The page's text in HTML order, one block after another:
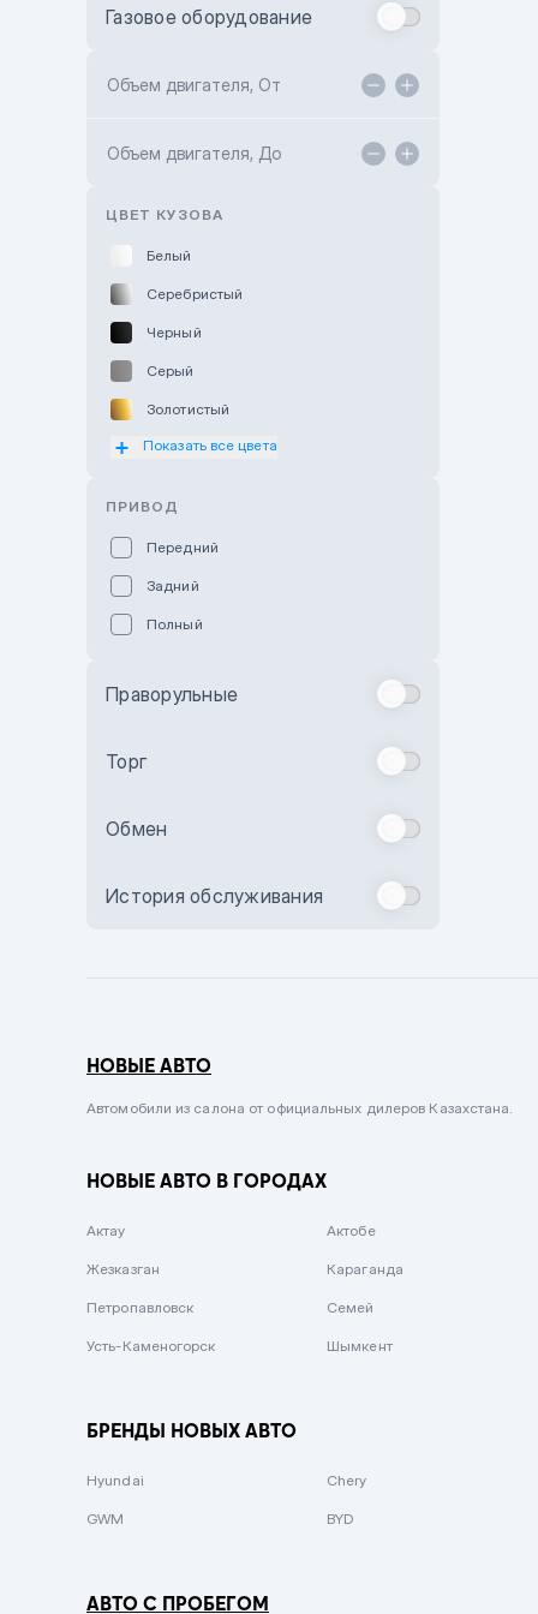
Toyota Kokshetau
Hyundai ShymCity
Газовое оборудование
Объем двигателя, От
Объем двигателя, До
ЦВЕТ КУЗОВА
Белый
Серебристый
Черный
Серый
Золотистый
Оранжевый
Бежевый
Комбинированный
Сиреневый металлик
Вишневый
Зеленый металлик
Показать все цвета
ПРИВОД
Передний
Задний
Полный
Праворульные
Торг
Обмен
История обслуживания
НОВЫЕ АВТО
Автомобили из салона от официальных дилеров Казахстана.
НОВЫЕ АВТО В ГОРОДАХ
Актау Актобе
Жезказган Караганда
Петропавловск Семей
Усть-Каменогорск Шымкент
БРЕНДЫ НОВЫХ АВТО
Hyundai Chery
GWM BYD
АВТО С ПРОБЕГОМ